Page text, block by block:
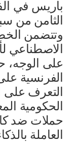
الثامن من
وتتضمن
الاصطناعي
على
الفرنسية
التعرف على
الحكومية
حملات ضد
العاملة